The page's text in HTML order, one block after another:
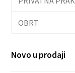
OBRT
Novo u prodaji